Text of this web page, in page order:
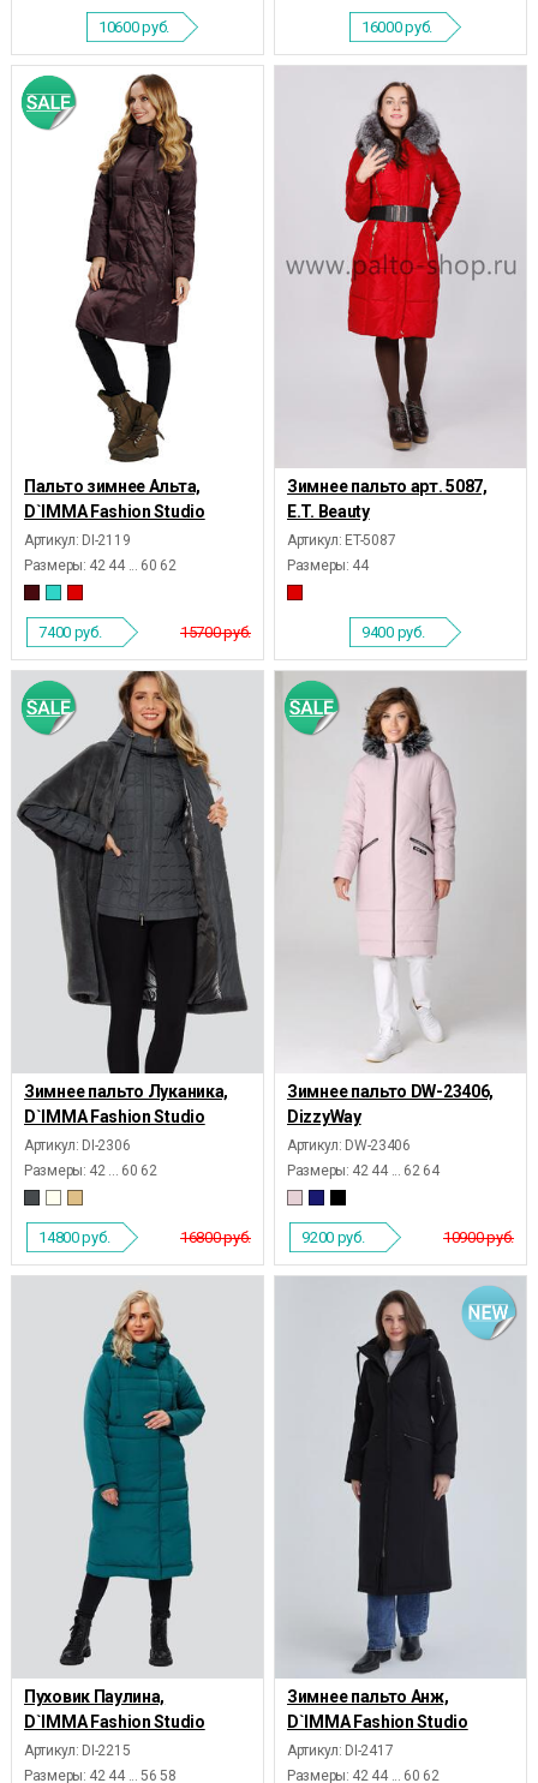
10600руб. 16000руб.
Пальто зимнее Альта,
D`IMMA Fashion Studio
Артикул: DI-2119
Размеры: 42 44 ... 60 62
15700 руб.
7400 руб.
Зимнее пальто арт. 5087,
E.T. Beauty
Артикул: ET-5087
Размеры: 44
9400 руб.
Зимнее пальто Луканика,
D`IMMA Fashion Studio
Артикул: DI-2306
Размеры: 42 ... 60 62
16800 руб.
14800руб.
Зимнее пальто DW-23406,
DizzyWay
Артикул: DW-23406
Размеры: 42 44 ... 62 64
10900 руб.
9200 руб.
Пуховик Паулина,
D`IMMA Fashion Studio
Артикул: DI-2215
Размеры: 42 44 ... 56 58
Зимнее пальто Анж,
D`IMMA Fashion Studio
Артикул: DI-2417
Размеры: 42 44 ... 60 62